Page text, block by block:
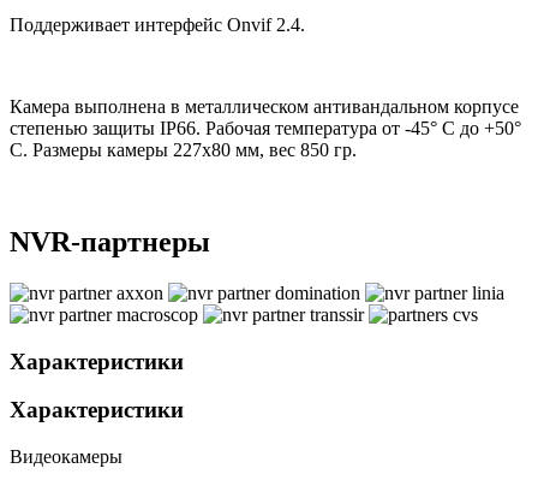
Поддерживает интерфейс Onvif 2.4.
Камера выполнена в металлическом антивандальном корпусе
степенью защиты IP66. Рабочая температура от -45° С до +50°
С. Размеры камеры 227x80 мм, вес 850 гр.
NVR-партнеры
Характеристики
Характеристики
Видеокамеры